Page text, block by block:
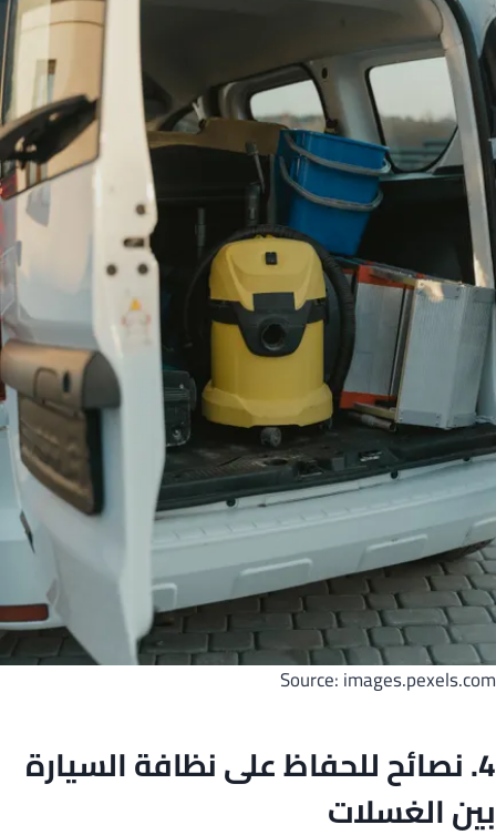
Source: images.pexels.com
4. نصائح للحفاظ على نظافة السيارة
بين الغسلات